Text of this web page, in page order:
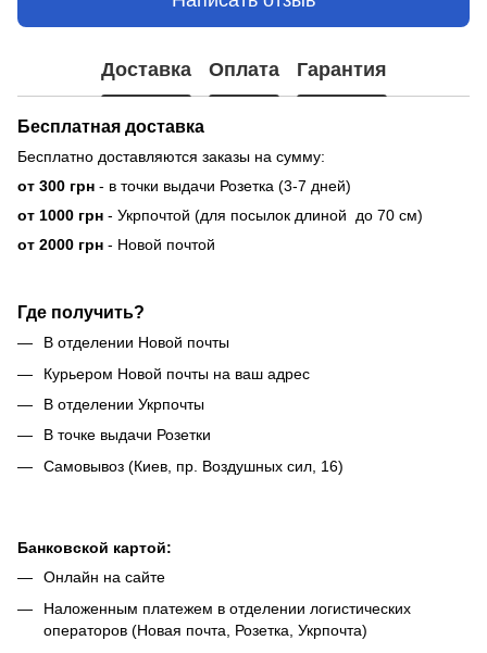
Доставка Оплата Гарантия
Бесплатная доставка
Бесплатно доставляются заказы на сумму:
от 300 грн - в точки выдачи Розетка (3-7 дней)
от 1000 грн - Укрпочтой (для посылок длиной до 70 см)
от 2000 грн - Новой почтой
Где получить?
В отделении Новой почты
Курьером Новой почты на ваш адрес
В отделении Укрпочты
В точке выдачи Розетки
Самовывоз (Киев, пр. Воздушных сил, 16)
Банковской картой:
Онлайн на сайте
Наложенным платежем в отделении логистических
операторов (Новая почта, Розетка, Укрпочта)